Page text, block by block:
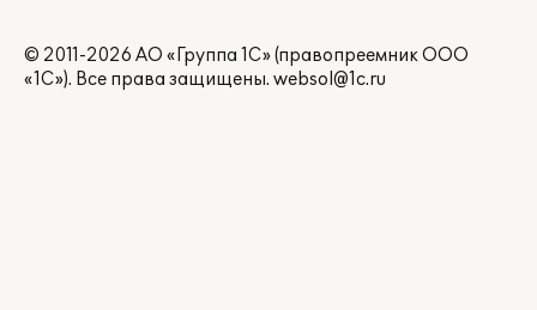
© 2011-2026 АО «Группа 1С» (правопреемник ООО
«1С»). Все права защищены. websol@1c.ru